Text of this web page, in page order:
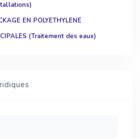
EN POLYETHYLENE
(Traitement des eaux)